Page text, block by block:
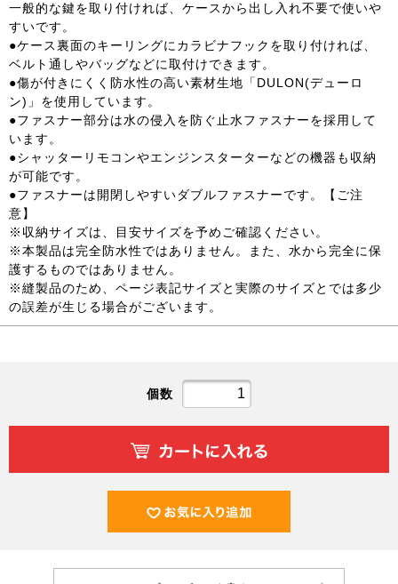
一般的な鍵を取り付ければ、ケースから出し入れ不要で使いや
すいです。
●ケース裏面のキーリングにカラビナフックを取り付ければ、
ベルト通しやバッグなどに取付けできます。
●傷が付きにくく防水性の高い素材生地「DULON(デューロ
ン)」を使用しています。
●ファスナー部分は水の侵入を防ぐ止水ファスナーを採用して
います。
●シャッターリモコンやエンジンスターターなどの機器も収納
が可能です。
●ファスナーは開閉しやすいダブルファスナーです。【ご注
意】
※収納サイズは、目安サイズを予めご確認ください。
※本製品は完全防水性ではありません。また、水から完全に保
護するものではありません。
※縫製品のため、ページ表記サイズと実際のサイズとでは多少
の誤差が生じる場合がございます。
個数